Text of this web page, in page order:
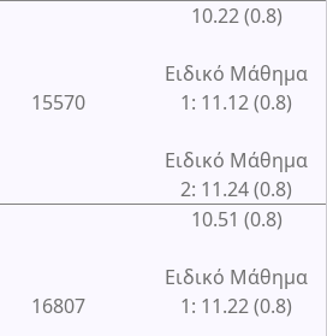
15570
10.22 (0.8)
Ειδικό Μάθημα
1: 11.12 (0.8)
Ειδικό Μάθημα
2: 11.24 (0.8)
16807
10.51 (0.8)
Ειδικό Μάθημα
1: 11.22 (0.8)